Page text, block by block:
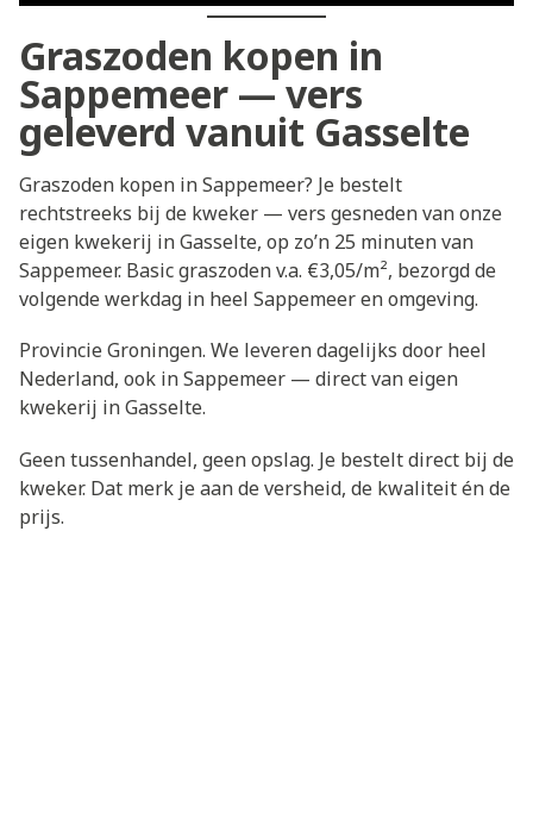
Graszoden kopen in
Sappemeer — vers
geleverd vanuit Gasselte
Graszoden kopen in Sappemeer? Je bestelt
rechtstreeks bij de kweker — vers gesneden van onze
eigen kwekerij in Gasselte, op zo’n 25 minuten van
Sappemeer. Basic graszoden v.a. €3,05/m², bezorgd de
volgende werkdag in heel Sappemeer en omgeving.
Provincie Groningen. We leveren dagelijks door heel
Nederland, ook in Sappemeer — direct van eigen
kwekerij in Gasselte.
Geen tussenhandel, geen opslag. Je bestelt direct bij de
kweker. Dat merk je aan de versheid, de kwaliteit én de
prijs.